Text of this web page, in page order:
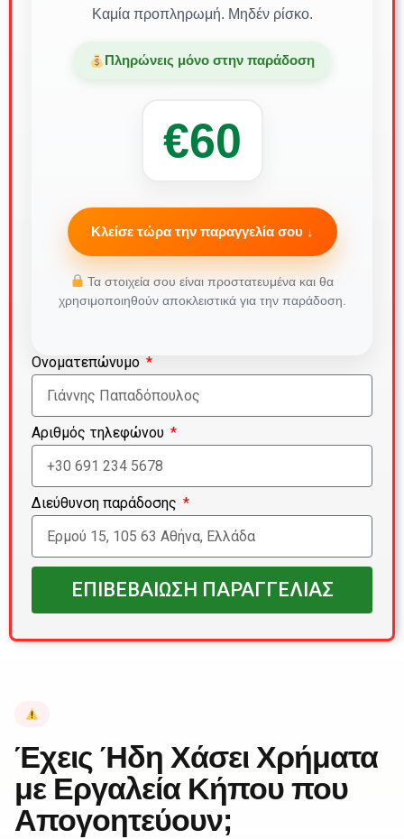
Καμία προπληρωμή. Μηδέν ρίσκο.
Πληρώνεις μόνο στην παράδοση
€60
Κλείσε τώρα την παραγγελία σου ↓
Τα στοιχεία σου είναι προστατευμένα και θα
χρησιμοποιηθούν αποκλειστικά για την παράδοση.
Ονοματεπώνυμο
Αριθμός τηλεφώνου
Διεύθυνση παράδοσης
ΕΠΙΒΕΒΑΙΩΣΗ ΠΑΡΑΓΓΕΛΙΑΣ
Έχεις Ήδη Χάσει Χρήματα
με Εργαλεία Κήπου που
Απογοητεύουν;